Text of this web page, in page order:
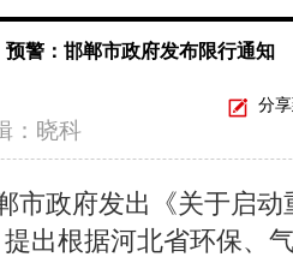
预警：邯郸市政府发布限行通知
分
：晓科
市政府发出《关于启
出根据河北省环保、